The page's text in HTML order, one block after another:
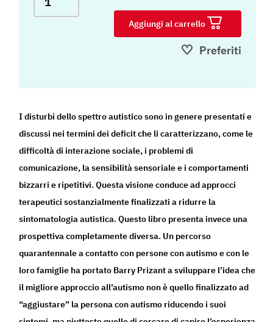
Aggiungi al carrello
Preferiti
I disturbi dello spettro autistico sono in genere presentati e
discussi nei termini dei deficit che li caratterizzano, come le
difficoltà di interazione sociale, i problemi di
comunicazione, la sensibilità sensoriale e i comportamenti
bizzarri e ripetitivi. Questa visione conduce ad approcci
terapeutici sostanzialmente finalizzati a ridurre la
sintomatologia autistica. Questo libro presenta invece una
prospettiva completamente diversa. Un percorso
quarantennale a contatto con persone con autismo e con le
loro famiglie ha portato Barry Prizant a sviluppare l’idea che
il migliore approccio all’autismo non è quello finalizzato ad
“aggiustare” la persona con autismo riducendo i suoi